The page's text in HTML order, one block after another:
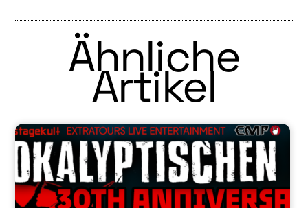
Ähnliche
Artikel